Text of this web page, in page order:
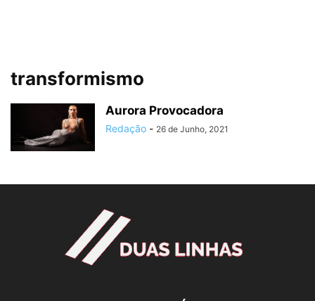
transformismo
Aurora Provocadora
Redação - 26 de Junho, 2021